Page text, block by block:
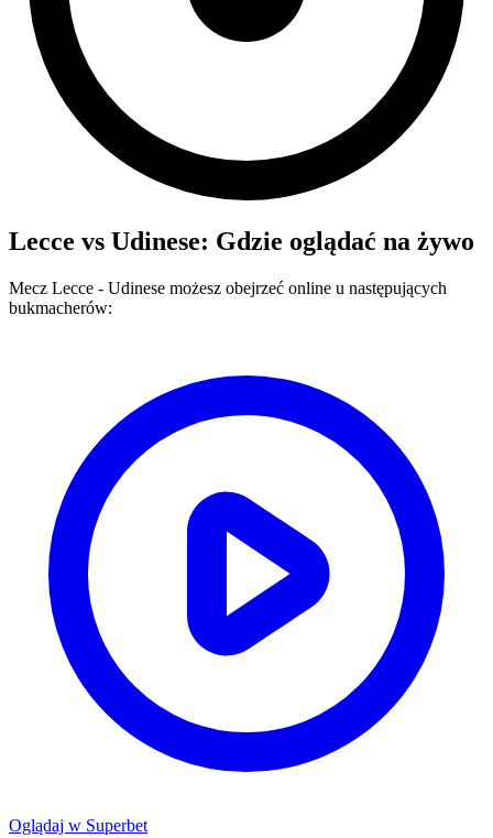
Lecce vs Udinese: Gdzie oglądać na żywo
Mecz Lecce - Udinese możesz obejrzeć online u następujących
bukmacherów:
Oglądaj w Superbet